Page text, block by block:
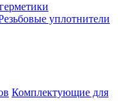
уплотнители
Комплектующие для